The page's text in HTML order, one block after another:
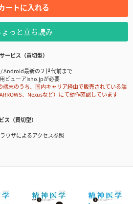
ートに入れる
ょっと立ち読み
ービス（買切型）
Android最新の２世代前まで
ビューアisho.jpが必要
末のうち、国内キャリア経由で販売されている端
、Nexusなど）にて動作確認しています
ス（買切型）
ウザによるアクセス参照